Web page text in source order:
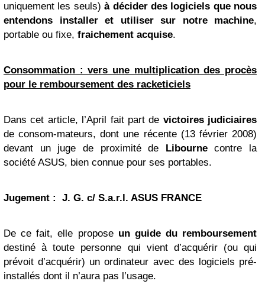
uniquement les seuls)à décider des logiciels que nous
entendons installer et utiliser sur notre machine,
portable ou fixe, fraichement acquise.
Consommation : vers une multiplication des procès
pour le remboursement des racketiciels
Dans cet article, l’April fait part de victoires judiciaires
de consom-mateurs, dont une récente (13 février 2008)
devant un juge de proximité de Libournecontre la
société ASUS, bien connue pour ses portables.
Jugement : J. G. c/ S.a.r.l. ASUS FRANCE
De ce fait, elle propose un guide du remboursement
destiné à toute personne qui vient d’acquérir (ou qui
prévoit d’acquérir) un ordinateur avec des logiciels pré-
installés dont il n’aura pas l’usage.